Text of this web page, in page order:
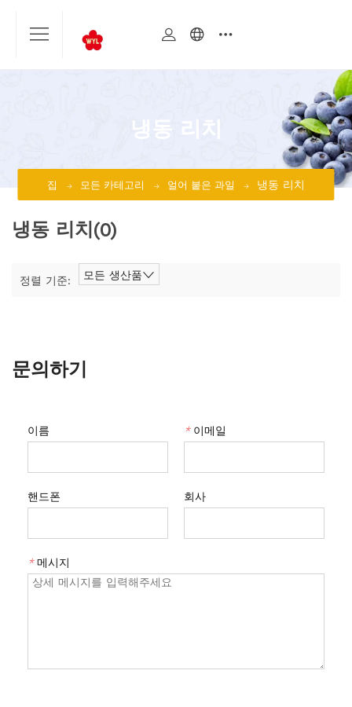
냉동 리치
집 모든 카테고리 얼어 붙은 과일 냉동 리치
냉동 리치 (0)
정렬 기준: 모든 생산품
문의하기
이름 * 이메일
핸드폰 회사
* 메시지